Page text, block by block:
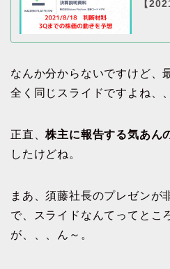
【
なんか分からないですけど、
全く同じスライドですよね、
正直、株主に報告する気あん
したけどね。
まあ、須藤社長のプレゼンが
で、スライドなんてってとこ
が、、、ん～。